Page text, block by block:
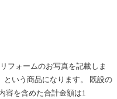
フォームのお写真を記載しま
いう商品になります。 既設の
容を含めた合計金額は1